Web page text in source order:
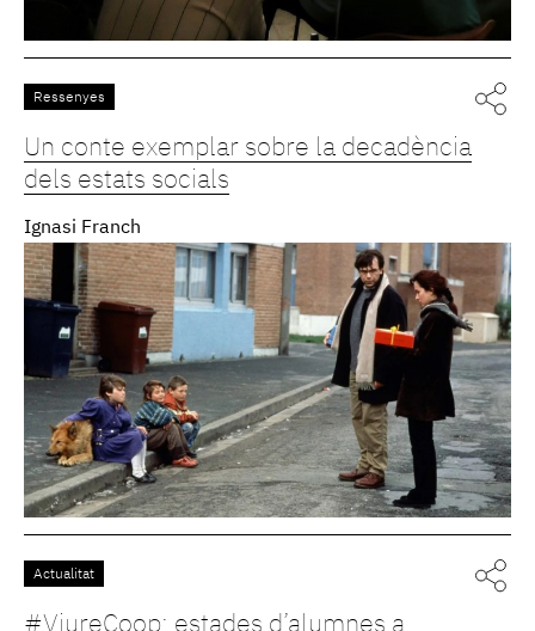
Ressenyes
Un conte exemplar sobre la decadència
dels estats socials
Ignasi Franch
Actualitat
#ViureCoop: estades d’alumnes a